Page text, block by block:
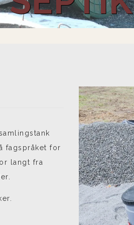
fagspråket for
langt fra